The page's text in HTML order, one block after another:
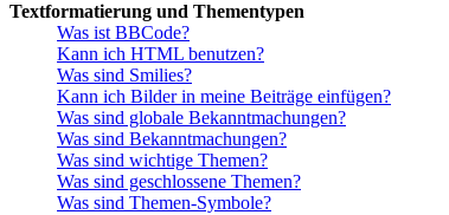
Textformatierung und Thementypen
Was ist BBCode?
Kann ich HTML benutzen?
Was sind Smilies?
Kann ich Bilder in meine Beiträge einfügen?
Was sind globale Bekanntmachungen?
Was sind Bekanntmachungen?
Was sind wichtige Themen?
Was sind geschlossene Themen?
Was sind Themen-Symbole?